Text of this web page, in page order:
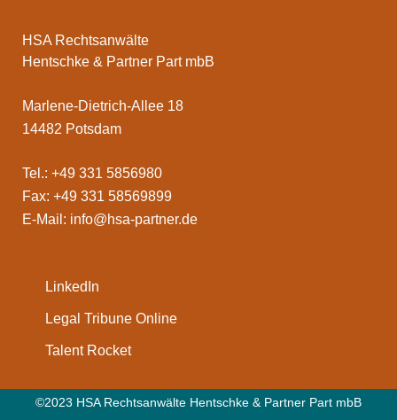
HSA Rechtsanwälte
Hentschke & Partner Part mbB
Marlene-Dietrich-Allee 18
14482 Potsdam
Tel.: +49 331 5856980
Fax: +49 331 58569899
E-Mail: info@hsa-partner.de
LinkedIn
Legal Tribune Online
Talent Rocket
©2023 HSA Rechtsanwälte Hentschke & Partner Part mbB